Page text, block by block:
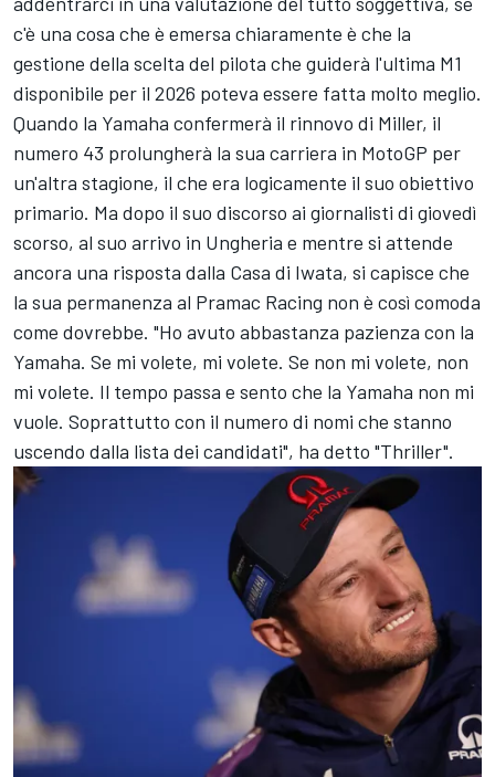
c'è una cosa che è emersa chiaramente è che la
gestione della scelta del pilota che guiderà l'ultima M1
disponibile per il 2026 poteva essere fatta molto meglio.
Quando la Yamaha confermerà il rinnovo di Miller, il
numero 43 prolungherà la sua carriera in MotoGP per
un'altra stagione, il che era logicamente il suo obiettivo
primario. Ma dopo il suo discorso ai giornalisti di giovedì
scorso, al suo arrivo in Ungheria e mentre si attende
ancora una risposta dalla Casa di Iwata, si capisce che
la sua permanenza al Pramac Racing non è così comoda
come dovrebbe. "Ho avuto abbastanza pazienza con la
Yamaha. Se mi volete, mi volete. Se non mi volete, non
mi volete. Il tempo passa e sento che la Yamaha non mi
vuole. Soprattutto con il numero di nomi che stanno
uscendo dalla lista dei candidati", ha detto "Thriller".